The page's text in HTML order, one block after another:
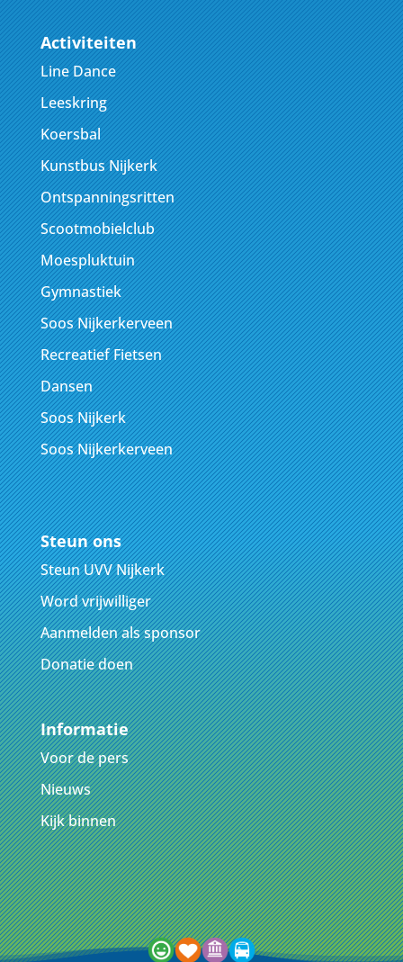
Activiteiten
Line Dance
Leeskring
Koersbal
Kunstbus Nijkerk
Ontspanningsritten
Scootmobielclub
Moespluktuin
Gymnastiek
Soos Nijkerkerveen
Recreatief Fietsen
Dansen
Soos Nijkerk
Soos Nijkerkerveen
Steun ons
Steun UVV Nijkerk
Word vrijwilliger
Aanmelden als sponsor
Donatie doen
Informatie
Voor de pers
Nieuws
Kijk binnen